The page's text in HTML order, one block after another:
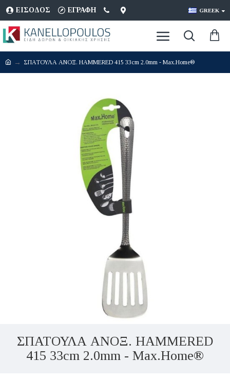
ΕΊΣΟΔΟΣ ΕΓΡΑΦΉ GREEK
ΣΠΑΤΟΥΛΑ ΑΝΟΞ. HAMMERED 415 33cm 2.0mm - Max.Home®
ΣΠΑΤΟΥΛΑ ΑΝΟΞ. HAMMERED
415 33cm 2.0mm - Max.Home®